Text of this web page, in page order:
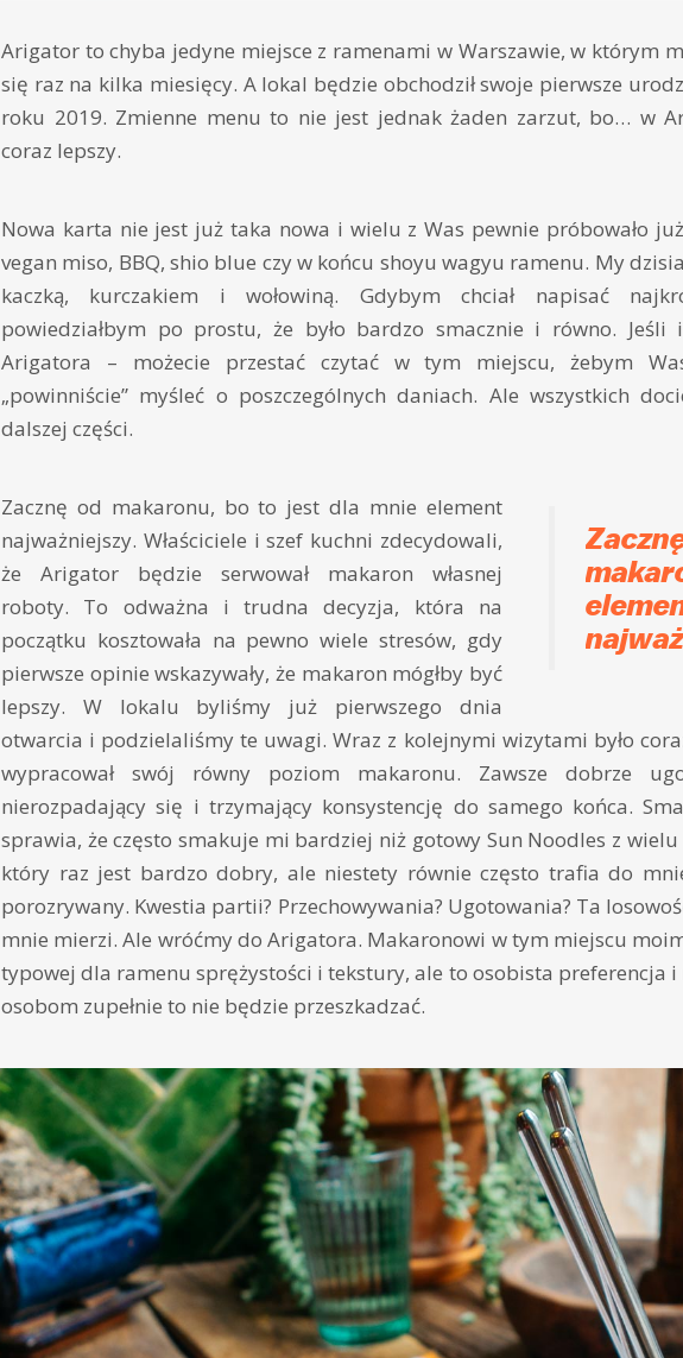
Arigator to chyba jedyne miejsce z ramenami w Warszawie, w którym
się raz na kilka miesięcy. A lokal będzie obchodził swoje pierwsze
roku 2019. Zmienne menu to nie jest jednak żaden zarzut, bo… w
coraz lepszy.
Nowa karta nie jest już taka nowa i wielu z Was pewnie próbowało
vegan miso, BBQ, shio blue czy w końcu shoyu wagyu ramenu. My
kaczką, kurczakiem i wołowiną. Gdybym chciał napisać
powiedziałbym po prostu, że było bardzo smacznie i równo.
Arigatora – możecie przestać czytać w tym miejscu, żebym
„powinniście” myśleć o poszczególnych daniach. Ale wszystkich
dalszej części.
Zacznę od makaronu, bo to jest dla mnie element
najważniejszy. Właściciele i szef kuchni zdecydowali,
że Arigator będzie serwował makaron własnej
roboty. To odważna i trudna decyzja, która na
początku kosztowała na pewno wiele stresów, gdy
pierwsze opinie wskazywały, że makaron mógłby być
lepszy. W lokalu byliśmy już pierwszego dnia
otwarcia i podzielaliśmy te uwagi. Wraz z kolejnymi wizytami było
wypracował swój równy poziom makaronu. Zawsze dobrze
nierozpadający się i trzymający konsystencję do samego końca.
sprawia, że często smakuje mi bardziej niż gotowy Sun Noodles z
który raz jest bardzo dobry, ale niestety równie często trafia do
porozrywany. Kwestia partii? Przechowywania? Ugotowania? Ta
mnie mierzi. Ale wróćmy do Arigatora. Makaronowi w tym miejscu
typowej dla ramenu sprężystości i tekstury, ale to osobista preferencja i
osobom zupełnie to nie będzie przeszkadzać.